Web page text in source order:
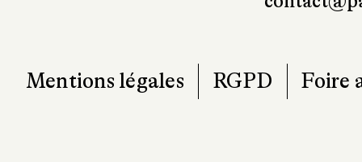
Mentions légales RGPD Foire